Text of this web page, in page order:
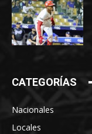
CATEGORÍAS
Nacionales
Locales